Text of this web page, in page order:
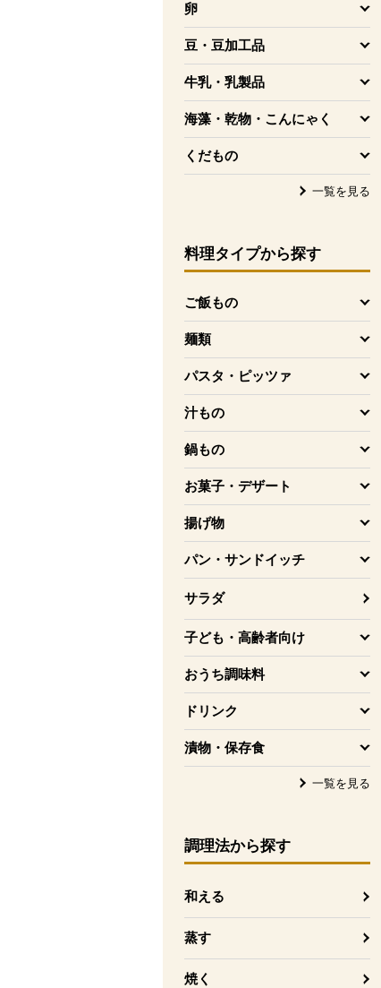
卵
を開く
豆・豆加工品
を開く
牛乳・乳製品
を開く
海藻・乾物・こんにゃく
を開く
くだもの
を開く
一覧を見る
料理タイプから探す
ご飯もの
を開く
麺類
を開く
パスタ・ピッツァ
を開く
汁もの
を開く
鍋もの
を開く
お菓子・デザート
を開く
揚げ物
を開く
パン・サンドイッチ
を開く
サラダ
子ども・高齢者向け
を開く
おうち調味料
を開く
ドリンク
を開く
漬物・保存食
を開く
一覧を見る
調理法から探す
和える
蒸す
焼く